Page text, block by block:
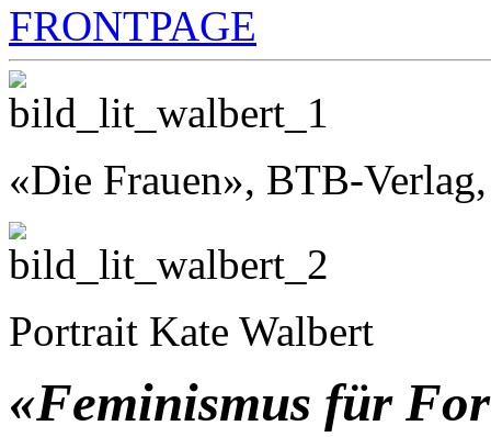
FRONTPAGE
«Die Frauen», BTB-
Portrait Kate Walbert
«Feminismus für